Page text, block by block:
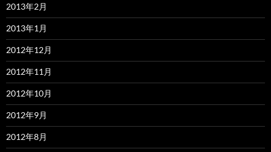
2013年2月
2013年1月
2012年12月
2012年11月
2012年10月
2012年9月
2012年8月